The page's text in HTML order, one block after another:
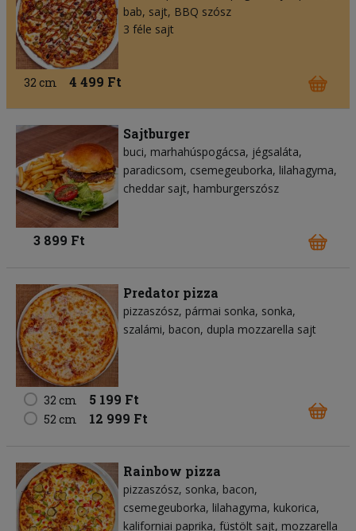
bab sajt BBQ szósz
3 féle sajt
32 cm 4 499 Ft
Sajtburger
buci marhahúspogácsa jégsaláta
paradicsom csemegeuborka lilahagyma
cheddar sajt hamburgerszósz
3 899 Ft
Predator pizza
pizzaszósz pármai sonka sonka
szalámi bacon dupla mozzarella sajt
32 cm 5 199 Ft
52 cm 12 999 Ft
Rainbow pizza
pizzaszósz sonka bacon
csemegeuborka lilahagyma kukorica
kaliforniai paprika füstölt sajt mozzarella